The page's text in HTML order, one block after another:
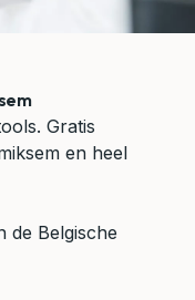
Gratis
en heel
de Belgische